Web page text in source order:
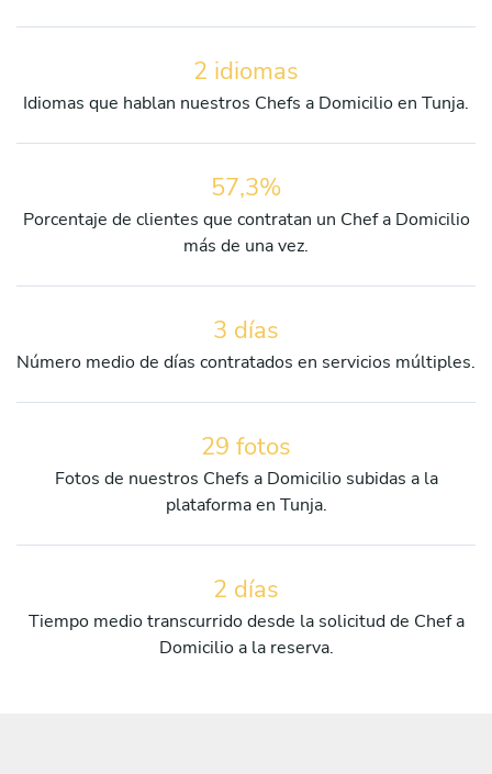
2 idiomas
Idiomas que hablan nuestros Chefs a Domicilio en Tunja.
57,3%
Porcentaje de clientes que contratan un Chef a Domicilio
más de una vez.
3 días
Número medio de días contratados en servicios múltiples.
29 fotos
Fotos de nuestros Chefs a Domicilio subidas a la
plataforma en Tunja.
2 días
Tiempo medio transcurrido desde la solicitud de Chef a
Domicilio a la reserva.